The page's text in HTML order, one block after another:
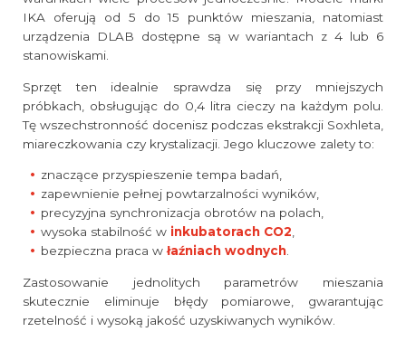
IKA oferują od 5 do 15 punktów mieszania, natomiast
urządzenia DLAB dostępne są w wariantach z 4 lub 6
stanowiskami.
Sprzęt ten idealnie sprawdza się przy mniejszych
próbkach, obsługując do 0,4 litra cieczy na każdym polu.
Tę wszechstronność docenisz podczas ekstrakcji Soxhleta,
miareczkowania czy krystalizacji. Jego kluczowe zalety to:
znaczące przyspieszenie tempa badań,
zapewnienie pełnej powtarzalności wyników,
precyzyjna synchronizacja obrotów na polach,
wysoka stabilność w inkubatorach CO2,
bezpieczna praca właźniach wodnych.
Zastosowanie jednolitych parametrów mieszania
skutecznie eliminuje błędy pomiarowe, gwarantując
rzetelność i wysoką jakość uzyskiwanych wyników.